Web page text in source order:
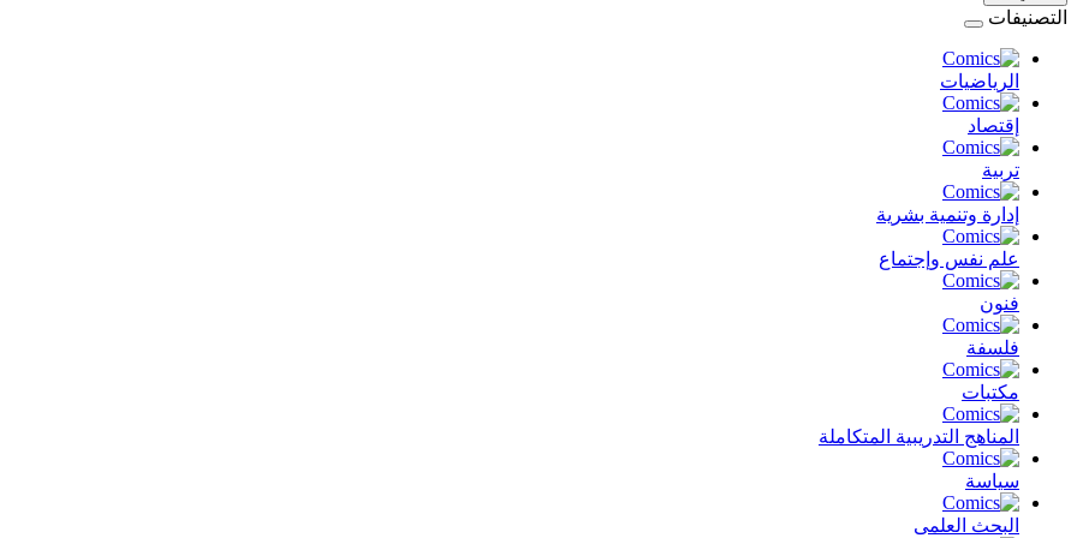
التصنيفات
الرياضيات
إقتصاد
تربية
إدارة وتنمية بشرية
علم نفس وإجتماع
فنون
فلسفة
مكتبات
المناهج التدريبية المتكاملة
سياسة
البحث العلمى